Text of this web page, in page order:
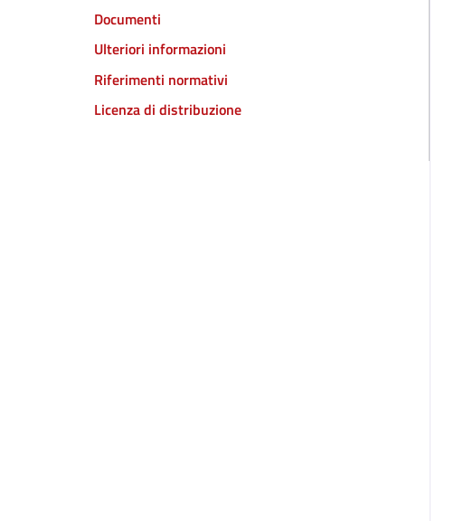
Documenti
Ulteriori informazioni
Riferimenti normativi
Licenza di distribuzione